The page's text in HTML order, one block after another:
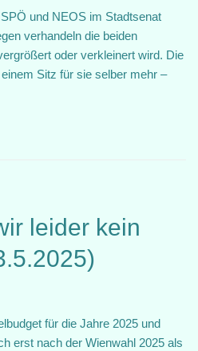
und NEOS im Stadtsenat
verhandeln die beiden
oder verkleinert wird. Die
Sitz für sie selber mehr –
leider kein
für die Jahre 2025 und
erst nach der Wienwahl 2025 als